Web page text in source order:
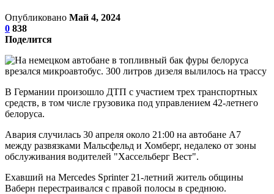
Опубликовано Май 4, 2024
0 838
Поделится
В Германии произошло ДТП с участием трех транспортных
средств, в том числе грузовика под управлением 42-летнего
белоруса.
Авария случилась 30 апреля около 21:00 на автобане А7
между развязками Мальсфельд и Хомберг, недалеко от зоны
обслуживания водителей "Хассельберг Вест".
Ехавший на Mercedes Sprinter 21-летний житель общины
Ваберн перестраивался с правой полосы в среднюю.